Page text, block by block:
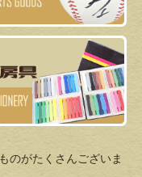
のがたくさんございま